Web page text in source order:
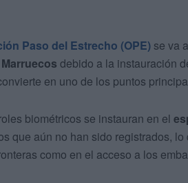
Paso del Estrecho (OPE) se va
debido a la instauración
en uno de los puntos
biométricos se instauran en el
que aún no han sido registrados,
como en el acceso a los